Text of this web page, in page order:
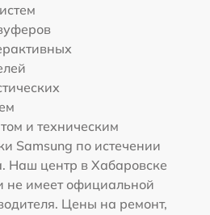
и техническим
Samsung по истечении
Наш центр в Хабаровске
не имеет официальной
Цены на ремонт,